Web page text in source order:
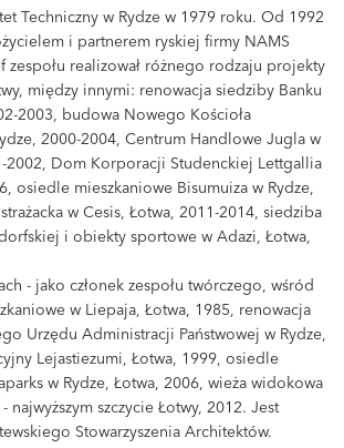
Techniczny w Rydze w 1979 roku. Od 1992
i partnerem ryskiej firmy NAMS
zespołu realizował różnego rodzaju projekty
między innymi: renowacja siedziby Banku
2003, budowa Nowego Kościoła
2000-2004, Centrum Handlowe Jugla w
2002, Dom Korporacji Studenckiej Lettgallia
osiedle mieszkaniowe Bisumuiza w Rydze,
w Cesis, Łotwa, 2011-2014, siedziba
i obiekty sportowe w Adazi, Łotwa,
- jako członek zespołu twórczego, wśród
w Liepaja, Łotwa, 1985, renowacja
Urzędu Administracji Państwowej w Rydze,
Lejastiezumi, Łotwa, 1999, osiedle
w Rydze, Łotwa, 2006, wieża widokowa
najwyższym szczycie Łotwy, 2012. Jest
Stowarzyszenia Architektów.